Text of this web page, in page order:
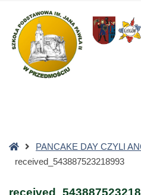
Szkoła
Podstawowa
Strona
główna
PANCAKE DAY CZYLI
received_543887523218993